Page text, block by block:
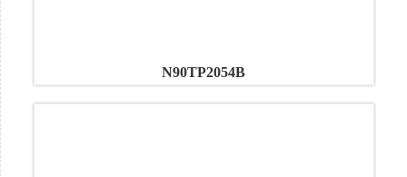
N90TP2054B